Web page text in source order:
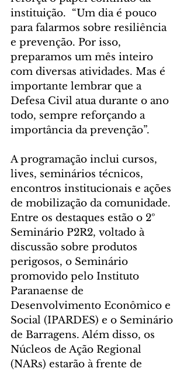
instituição.  “Um dia é pouco
para falarmos sobre resiliência
e prevenção. Por isso,
preparamos um mês inteiro
com diversas atividades. Mas é
importante lembrar que a
Defesa Civil atua durante o ano
todo, sempre reforçando a
importância da prevenção”.
A programação inclui cursos,
lives, seminários técnicos,
encontros institucionais e ações
de mobilização da comunidade.
Entre os destaques estão o 2º
Seminário P2R2, voltado à
discussão sobre produtos
perigosos, o Seminário
promovido pelo Instituto
Paranaense de
Desenvolvimento Econômico e
Social (IPARDES) e o Seminário
de Barragens. Além disso, os
Núcleos de Ação Regional
(NARs) estarão à frente de